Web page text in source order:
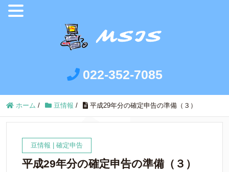
022-352-7085
ホーム / 豆情報 / 平成29年分の確定申告の準備（３）
豆情報 確定申告
平成29年分の確定申告の準備（３）